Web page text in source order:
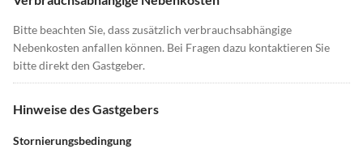
Bitte beachten Sie, dass zusätzlich verbrauchsabhängige
Nebenkosten anfallen können. Bei Fragen dazu kontaktieren Sie
bitte direkt den Gastgeber.
Hinweise des Gastgebers
Stornierungsbedingung